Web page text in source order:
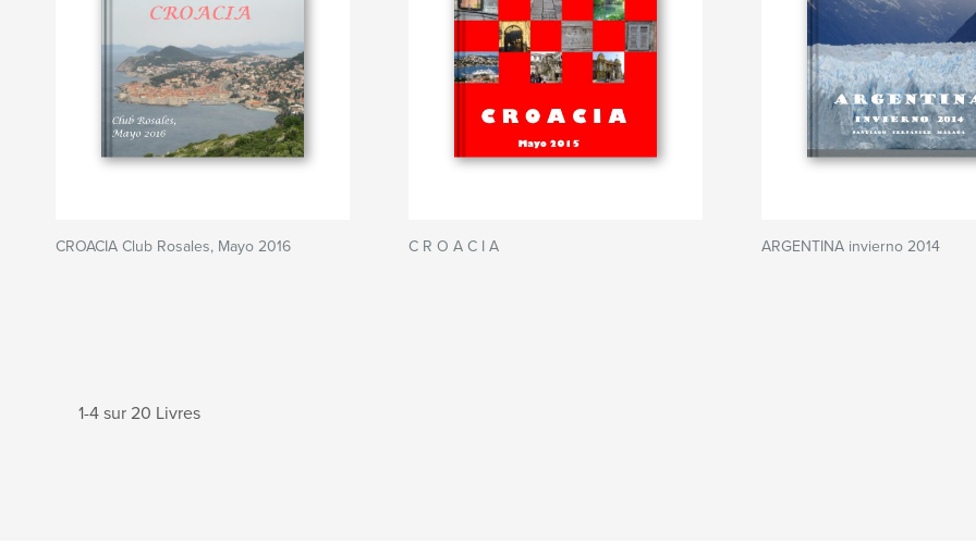
CROACIA Club Rosales, Mayo 2016 C R O A C I A ARGENTINA invierno 2014
1-4 sur 20 Livres